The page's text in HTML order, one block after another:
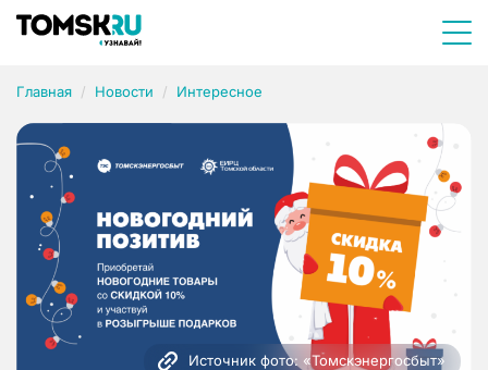
Главная Новости Интересное
Источник фото: «Томскэнергосбыт»